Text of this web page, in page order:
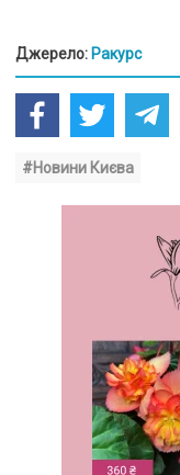
Джерело: Ракурс
#Новини Києва